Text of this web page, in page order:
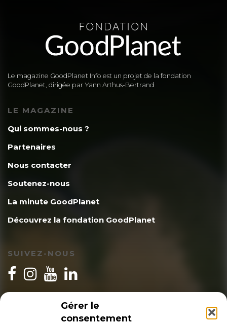
Gérer le
consentement
Le magazine GoodPlanet Info est un projet de la fondation
GoodPlanet, dirigée par Yann Arthus-Bertrand
LE MAGAZINE
Qui sommes-nous ?
Partenaires
Nous contacter
Soutenez-nous
La minute GoodPlanet
Découvrez la fondation GoodPlanet
SUIVEZ-NOUS
INSCRIPTION NEWSLETTER